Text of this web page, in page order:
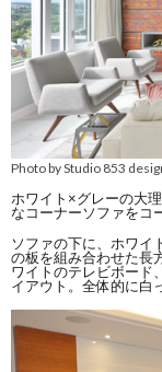
Photo by Studio 853
ホワイト×グレーの大
なコーナーソファをコ
ソファの下に、ホワイ
の板を組み合わせた長
ワイトのテレビボード
イアウト。全体的に白